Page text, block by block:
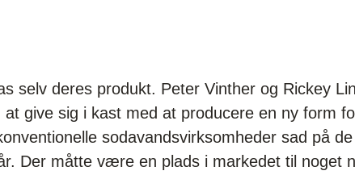
selv deres produkt. Peter Vinther og Rickey
give sig i kast med at producere en ny form
sodavandsvirksomheder sad på
Der måtte være en plads i markedet til noget